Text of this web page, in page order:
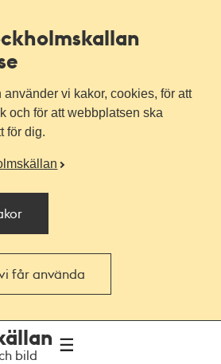
vi kakor, cookies, för att
och för att webbplatsen ska
för dig.
får använda
bild